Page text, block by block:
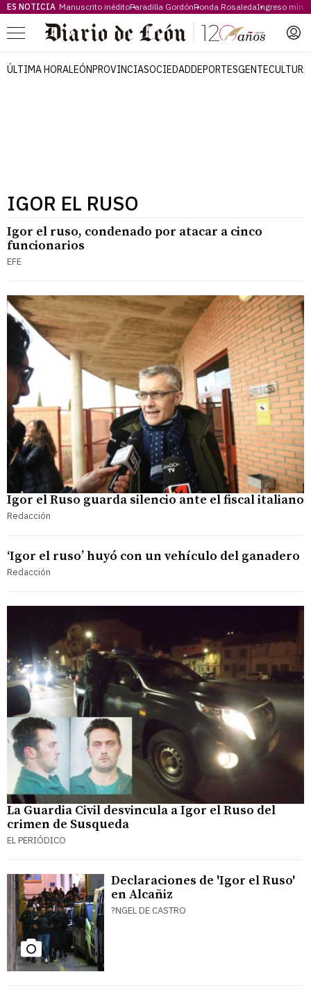
ES NOTICIA Manuscrito inéditoParadilla GordónRonda RosaledaIngreso
Menú
ÚLTIMA HORALEÓNPROVINCIASOCIEDADDEPORTESGENTECULTURA
IGOR EL RUSO
Igor el ruso, condenado por atacar a cinco
funcionarios
EFE
Igor el Ruso guarda silencio ante el fiscal italiano
Redacción
‘Igor el ruso’ huyó con un vehículo del ganadero
Redacción
La Guardia Civil desvincula a Igor el Ruso del
crimen de Susqueda
EL PERIÓDICO
Declaraciones de 'Igor el Ruso'
en Alcañiz
?NGEL DE CASTRO